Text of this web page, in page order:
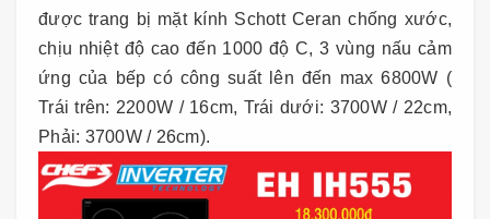
được trang bị mặt kính Schott Ceran chống xước,
chịu nhiệt độ cao đến 1000 độ C, 3 vùng nấu cảm
ứng của bếp có công suất lên đến max 6800W (
Trái trên: 2200W / 16cm, Trái dưới: 3700W / 22cm,
Phải: 3700W / 26cm).